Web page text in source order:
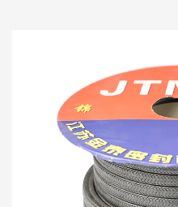
dalam aplikasi
Sifat Pelumas Sendiri:
gesekan yang rendah,
poros pompadan